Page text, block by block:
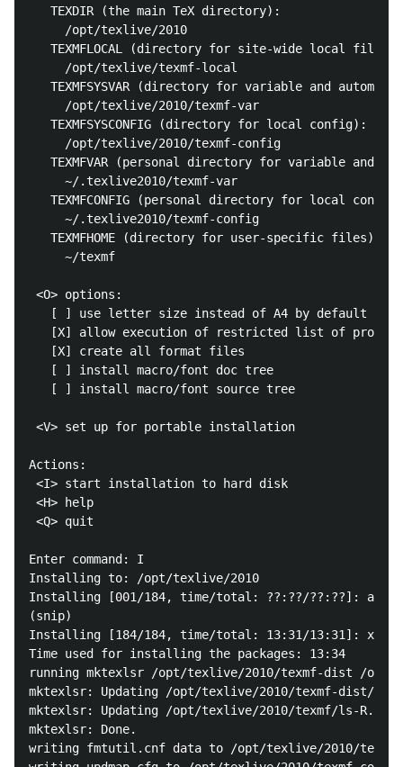
   TEXDIR (the main TeX directory):
     /opt/texlive/2010
   TEXMFLOCAL (directory for site-wide local files):
     /opt/texlive/texmf-local
TEXMFSYSVAR (directory for variable and
     /opt/texlive/2010/texmf-var
   TEXMFSYSCONFIG (directory for local config):
     /opt/texlive/2010/texmf-config
TEXMFVAR (personal directory for variable and
     ~/.texlive2010/texmf-var
TEXMFCONFIG (personal directory for local
     ~/.texlive2010/texmf-config
   TEXMFHOME (directory for user-specific files):
     ~/texmf
<O> options:
   [ ] use letter size instead of A4 by default
[X] allow execution of restricted list of
   [X] create all format files
   [ ] install macro/font doc tree
   [ ] install macro/font source tree
<V> set up for portable installation
Actions:
<I> start installation to hard disk
<H> help
<Q> quit
Enter command: I
Installing to: /opt/texlive/2010
Installing [001/184, time/total: ??:??/??:??]:
(snip)
Installing [184/184, time/total: 13:31/13:31]:
Time used for installing the packages: 13:34
running mktexlsr /opt/texlive/2010/texmf-dist /opt/
mktexlsr: Updating /opt/texlive/2010/texmf-dist/
mktexlsr: Updating /opt/texlive/2010/texmf/ls-R...
mktexlsr: Done.
writing fmtutil.cnf data to /opt/texlive/2010/